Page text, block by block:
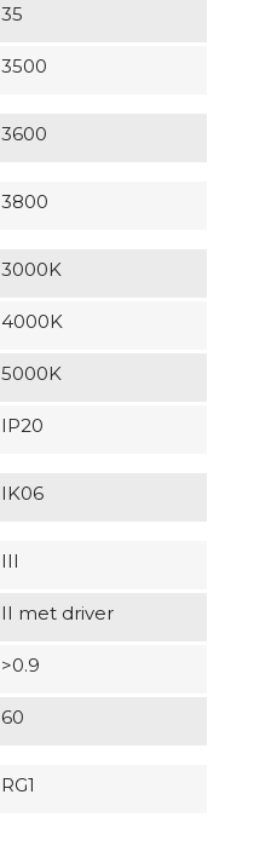
35
3500
3600
3800
3000K
4000K
5000K
IP20
IK06
III
II met driver
>0.9
60
RG1